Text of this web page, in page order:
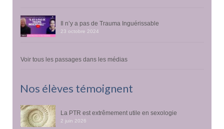
Il n’y a pas de Trauma Inguérissable
23 octobre 2024
Voir tous les passages dans les médias
Nos élèves témoignent
La PTR est extrêmement utile en sexologie
2 juin 2026